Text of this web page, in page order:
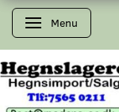
Skifte navigation
Menu